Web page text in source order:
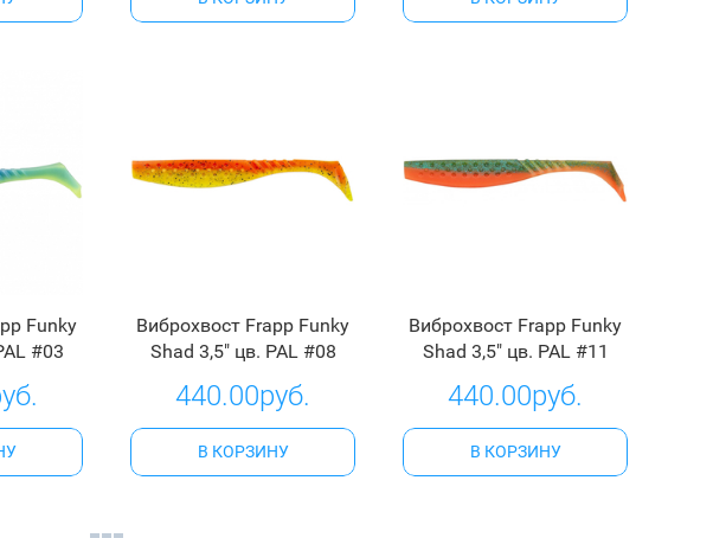
Funky
#03
Виброхвост Frapp Funky
Shad 3,5" цв. PAL #08
440.00руб.
В КОРЗИНУ
Виброхвост Frapp Funky
Shad 3,5" цв. PAL #11
440.00руб.
В КОРЗИНУ